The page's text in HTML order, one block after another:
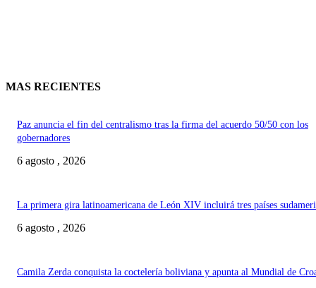
MAS RECIENTES
Paz anuncia el fin del centralismo tras la firma del acuerdo 50/50 con los
gobernadores
6 agosto , 2026
La primera gira latinoamericana de León XIV incluirá tres países
6 agosto , 2026
Camila Zerda conquista la coctelería boliviana y apunta al Mundial de